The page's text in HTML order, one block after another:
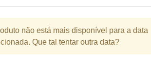
24 25
31
não está mais disponível para a data
Que tal tentar outra data?